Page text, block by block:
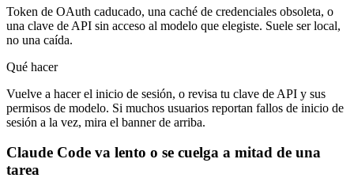
Token de OAuth caducado, una caché de credenciales obsoleta, o
una clave de API sin acceso al modelo que elegiste. Suele ser local,
no una caída.
Qué hacer
Vuelve a hacer el inicio de sesión, o revisa tu clave de API y sus
permisos de modelo. Si muchos usuarios reportan fallos de inicio de
sesión a la vez, mira el banner de arriba.
Claude Code va lento o se cuelga a mitad de una
tarea